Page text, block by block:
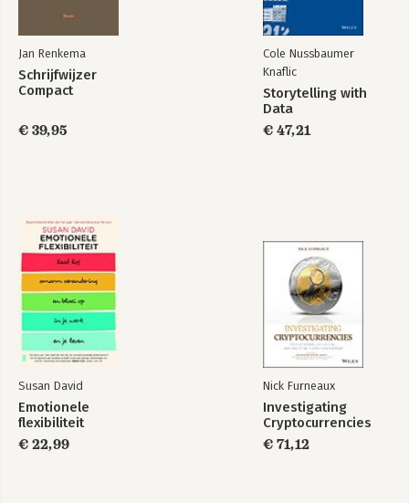
Jan Renkema
Schrijfwijzer
Compact
€ 39,95
Cole Nussbaumer
Knaflic
Storytelling with
Data
€ 47,21
Susan David
Emotionele
flexibiliteit
€ 22,99
Nick Furneaux
Investigating
Cryptocurrencies
€ 71,12